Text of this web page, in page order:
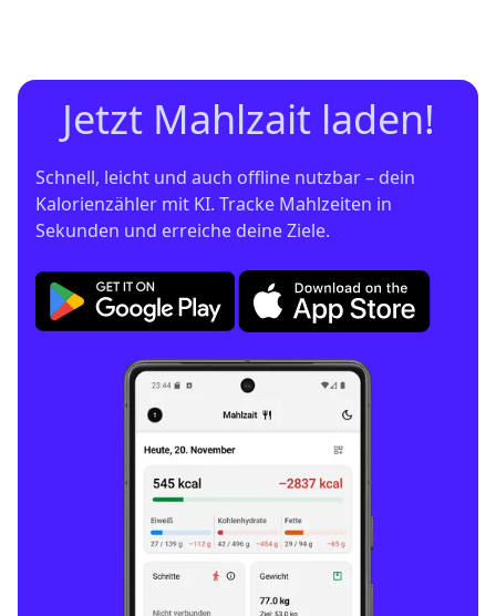
Jetzt Mahlzait laden!
Schnell, leicht und auch offline nutzbar – dein
Kalorienzähler mit KI. Tracke Mahlzeiten in
Sekunden und erreiche deine Ziele.